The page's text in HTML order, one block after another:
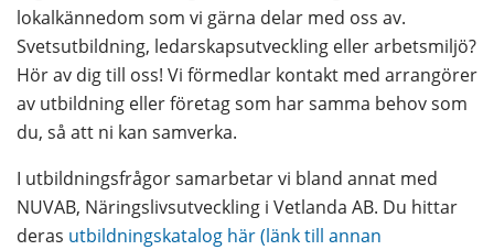
lokalkännedom som vi gärna delar med oss av.
Svetsutbildning, ledarskapsutveckling eller arbetsmiljö?
Hör av dig till oss! Vi förmedlar kontakt med arrangörer
av utbildning eller företag som har samma behov som
du, så att ni kan samverka.
I utbildningsfrågor samarbetar vi bland annat med
NUVAB, Näringslivsutveckling i Vetlanda AB. Du hittar
deras utbildningskatalog här (länk till annan